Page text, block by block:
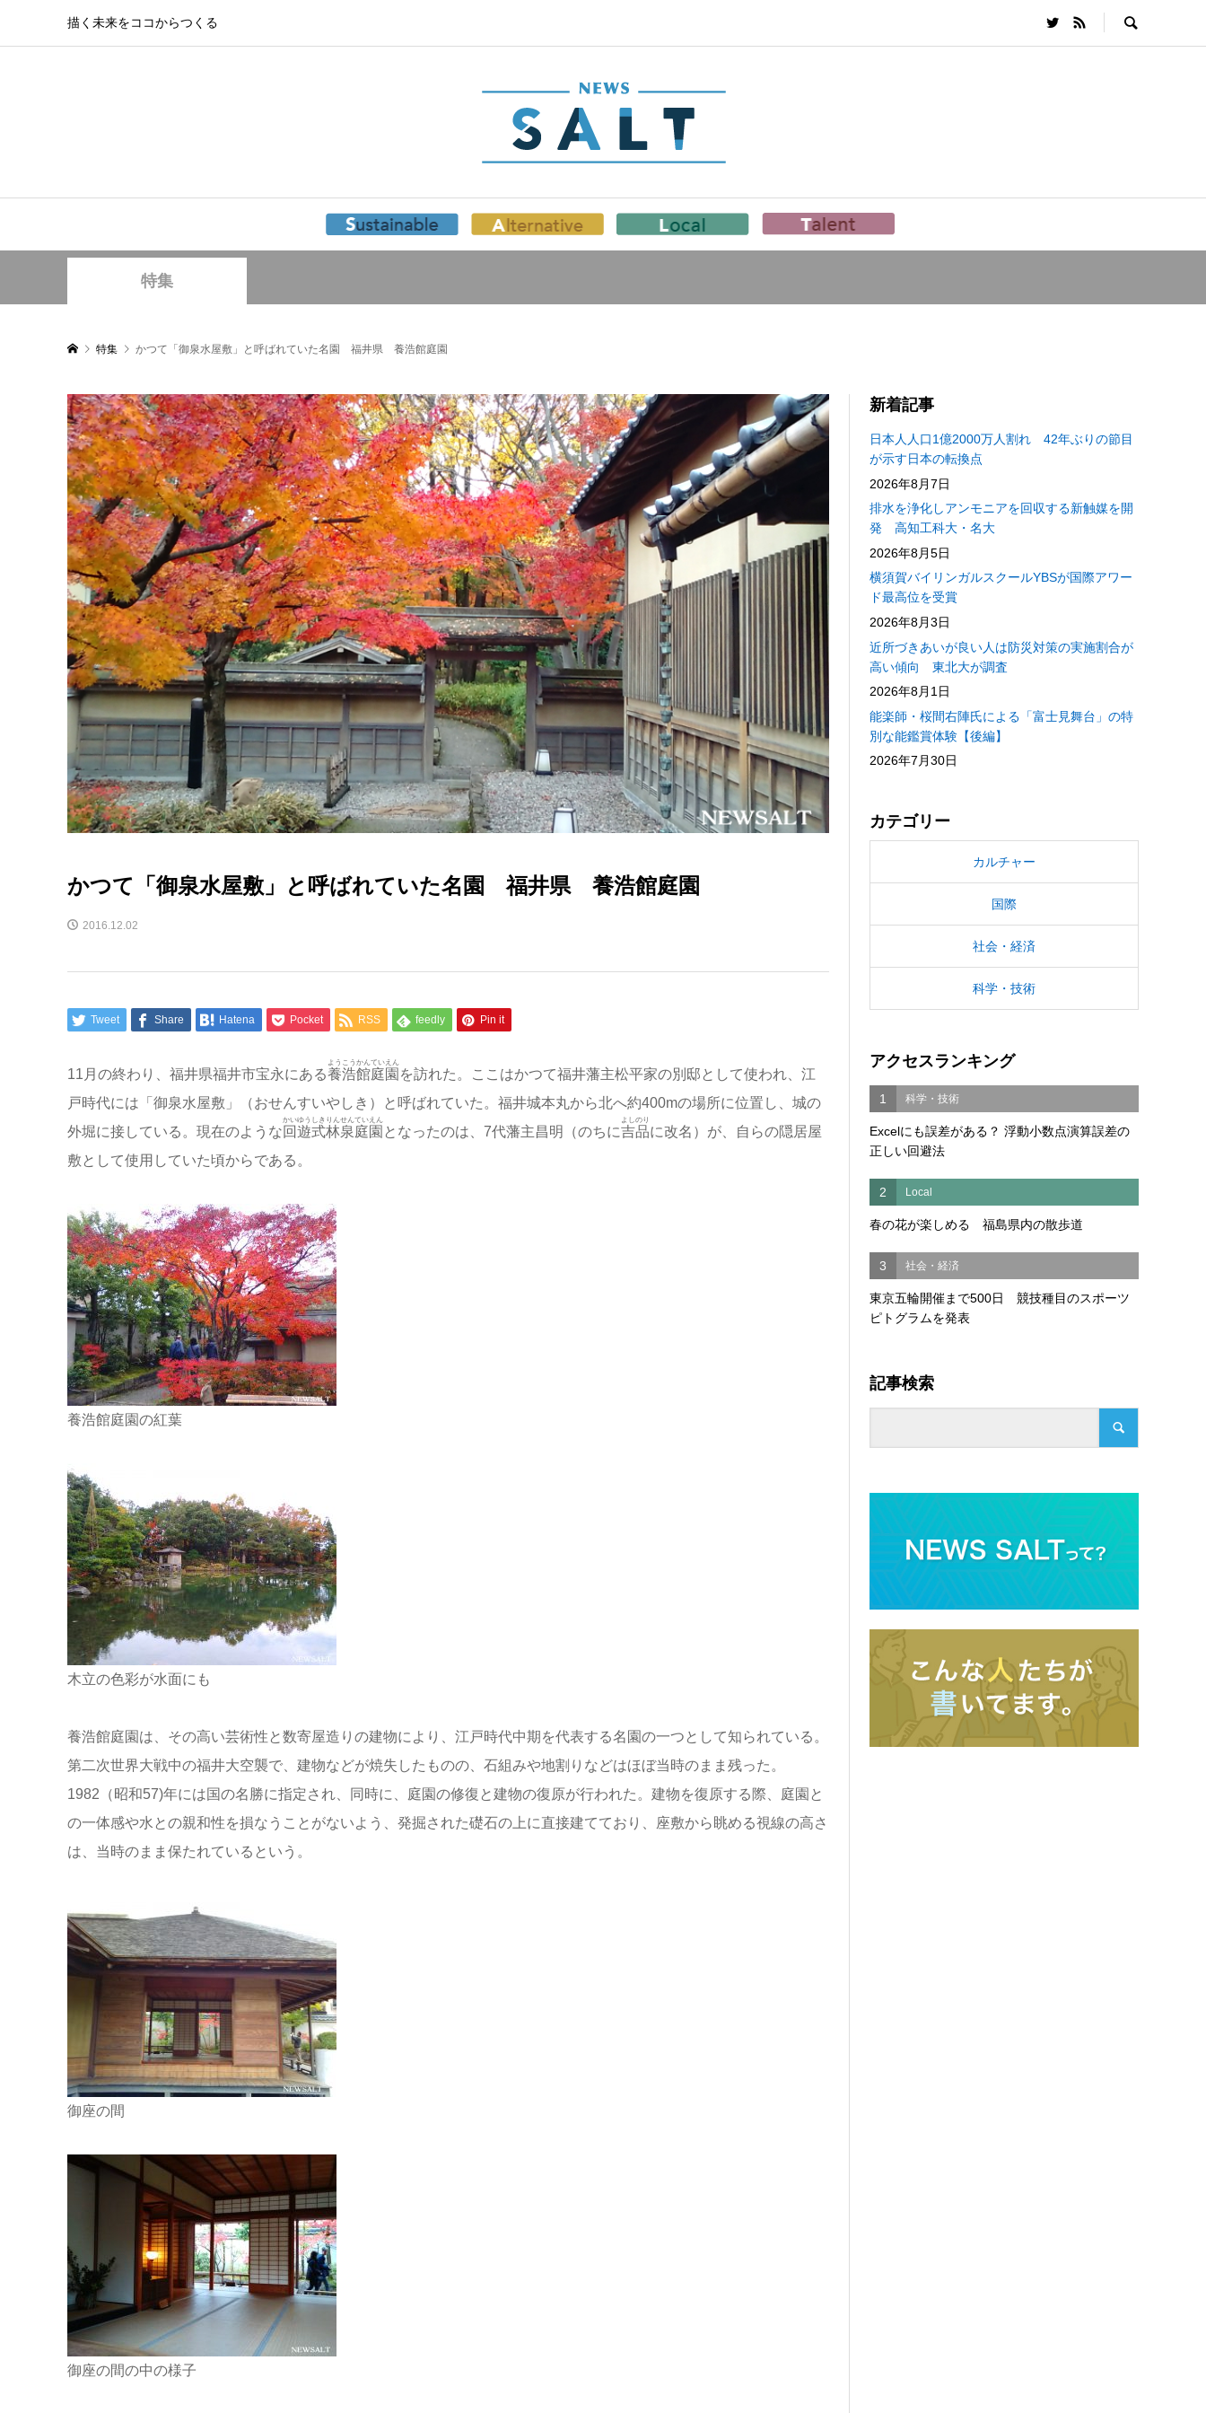
描く未来をココからつくる
特集
特集 かつて「御泉水屋敷」と呼ばれていた名園 福井県 養浩館庭園
かつて「御泉水屋敷」と呼ばれていた名園 福井県 養浩館庭園
2016.12.02
Tweet Share Hatena Pocket RSS feedly Pin it
11月の終わり、福井県福井市宝永にある養浩館庭園
ようこうかんていえん
を訪れた。ここはかつて福井藩主松平家の別邸として使われ、江
戸時代には「御泉水屋敷」（おせんすいやしき）と呼ばれていた。福井城本丸から北へ約400mの場所に位置し、城の
外堀に接している。現在のような回遊式林泉庭園
かいゆうしきりんせんていえん
となったのは、7代藩主昌明（のちに吉品
よしのり
に改名）が、自らの隠居屋
敷として使用していた頃からである。
養浩館庭園の紅葉
木立の色彩が水面にも
養浩館庭園は、その高い芸術性と数寄屋造りの建物により、江戸時代中期を代表する名園の一つとして知られている。
第二次世界大戦中の福井大空襲で、建物などが焼失したものの、石組みや地割りなどはほぼ当時のまま残った。
1982（昭和57)年には国の名勝に指定され、同時に、庭園の修復と建物の復原が行われた。建物を復原する際、庭園と
の一体感や水との親和性を損なうことがないよう、発掘された礎石の上に直接建てており、座敷から眺める視線の高さ
は、当時のまま保たれているという。
御座の間
御座の間の中の様子
新着記事
日本人人口1億2000万人割れ 42年ぶりの節目
が示す日本の転換点
2026年8月7日
排水を浄化しアンモニアを回収する新触媒を開
発 高知工科大・名大
2026年8月5日
横須賀バイリンガルスクールYBSが国際アワー
ド最高位を受賞
2026年8月3日
近所づきあいが良い人は防災対策の実施割合が
高い傾向 東北大が調査
2026年8月1日
能楽師・桜間右陣氏による「富士見舞台」の特
別な能鑑賞体験【後編】
2026年7月30日
カテゴリー
カルチャー
国際
社会・経済
科学・技術
アクセスランキング
1 科学・技術
Excelにも誤差がある？ 浮動小数点演算誤差の
正しい回避法
2 Local
春の花が楽しめる 福島県内の散歩道
3 社会・経済
東京五輪開催まで500日 競技種目のスポーツ
ピトグラムを発表
記事検索